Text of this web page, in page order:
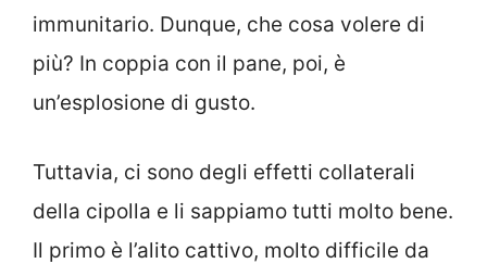
immunitario. Dunque, che cosa volere di
più? In coppia con il pane, poi, è
un’esplosione di gusto.
Tuttavia, ci sono degli effetti collaterali
della cipolla e li sappiamo tutti molto bene.
Il primo è l’alito cattivo, molto difficile da